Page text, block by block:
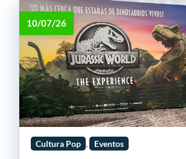
10/07/26
Cultura Pop , Eventos